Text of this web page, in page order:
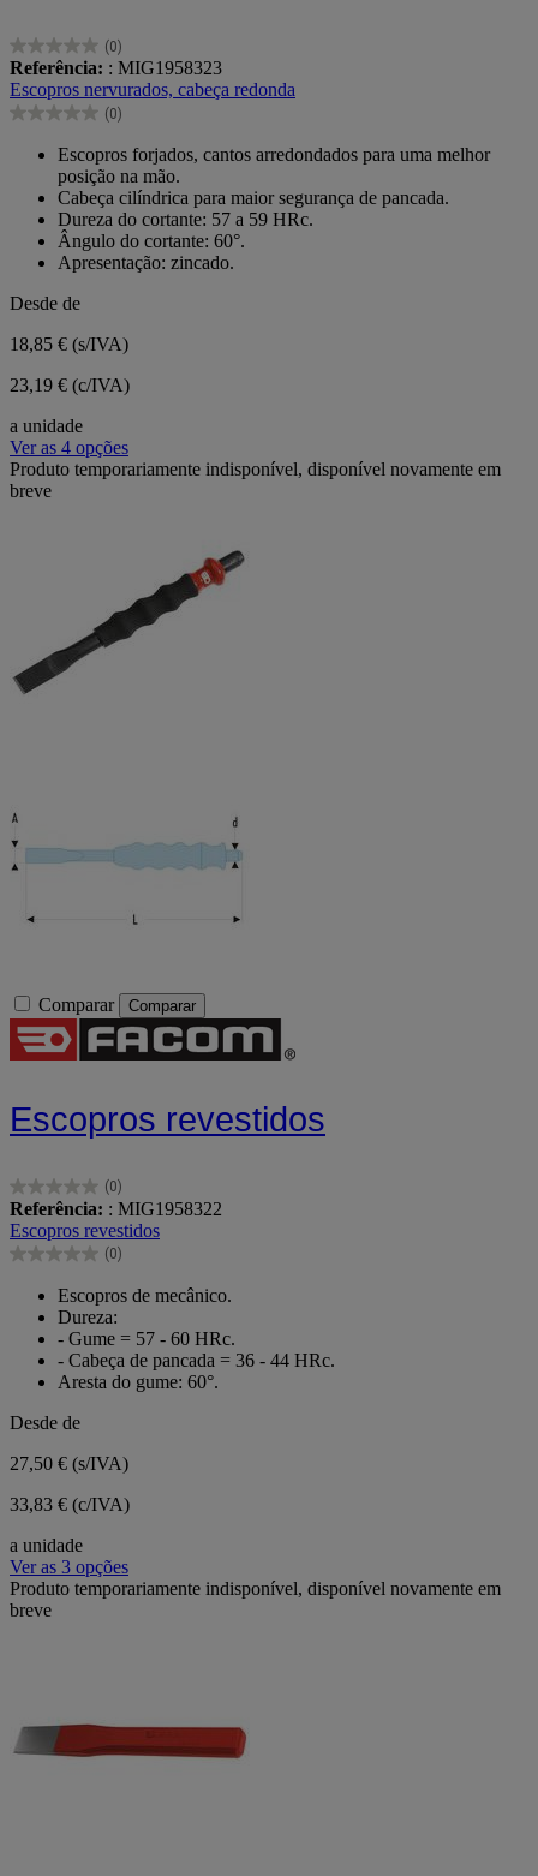
(0)
0.0
em
5
estrelas.
Referência: : MIG1958323
Escopros nervurados, cabeça redonda
(0)
0.0
estrelas.
Escopros forjados, cantos arredondados para uma melhor
posição na mão.
Cabeça cilíndrica para maior segurança de pancada.
Dureza do cortante: 57 a 59 HRc.
Ângulo do cortante: 60°.
Apresentação: zincado.
Desde de
18,85 € (s/IVA)
23,19 € (c/IVA)
a unidade
Ver as 4 opções
Produto temporariamente indisponível, disponível novamente em
breve
Comparar Comparar
Escopros revestidos
(0)
0.0
em
5
estrelas.
Referência: : MIG1958322
Escopros revestidos
(0)
0.0
estrelas.
Escopros de mecânico.
Dureza:
- Gume = 57 - 60 HRc.
- Cabeça de pancada = 36 - 44 HRc.
Aresta do gume: 60°.
Desde de
27,50 € (s/IVA)
33,83 € (c/IVA)
a unidade
Ver as 3 opções
Produto temporariamente indisponível, disponível novamente em
breve